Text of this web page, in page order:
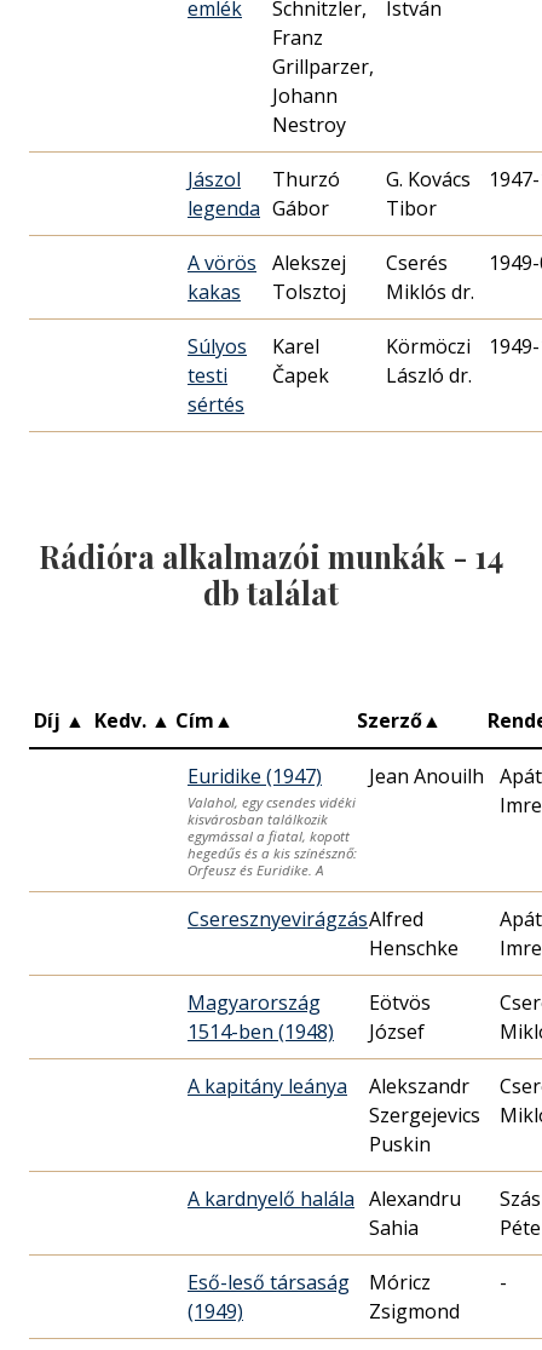
emlék
Schnitzler,
Franz
Grillparzer,
Johann
Nestroy
István
Jászol
legenda
Thurzó
G. Kovács
Tibor
A vörös
kakas
Alekszej
Tolsztoj
Cserés
Miklós dr.
Súlyos
testi
sértés
Karel
Čapek
Körmöczi
László dr.
Rádióra alkalmazói munkák - 14
db találat
Díj ▲ Kedv. ▲ Cím▲ Szerző▲
Euridike (1947)
Valahol, egy csendes vidéki
kisvárosban találkozik
egymással a fiatal, kopott
hegedűs és a kis színésznő:
Orfeusz és Euridike. A
Jean Anouilh
Imre
CseresznyevirágzásAlfred
Henschke
Imre
Magyarország
1514-ben (1948)
Eötvös
József
A kapitány leánya
Alekszandr
Szergejevics
Puskin
A kardnyelő halála Alexandru
Sahia
Eső-leső társaság
(1949)
Móricz
Zsigmond
-